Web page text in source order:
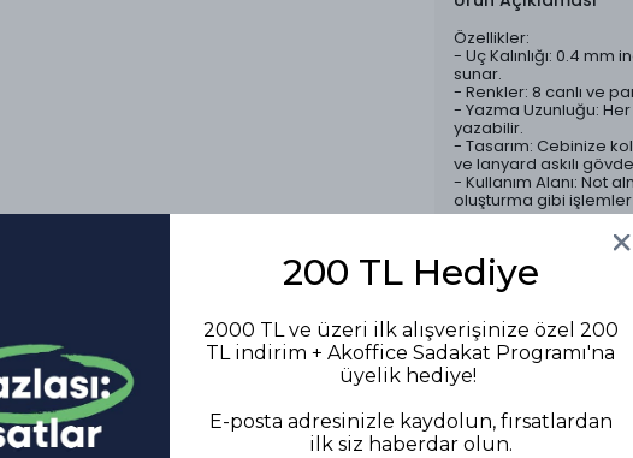
Özellikler:
- Uç Kalınlığı: 0.4
sunar.
- Renkler: 8 canlı ve
- Yazma Uzunluğu:
yazabilir.
- Tasarım: Cebinize
ve lanyard askılı
- Kullanım Alanı: Not
oluşturma gibi
200 TL Hediye
2000 TL ve üzeri ilk alışverişinize özel 200
TL indirim + Akoffice Sadakat Programı'na
üyelik hediye!
E-posta adresinizle kaydolun, fırsatlardan
ilk siz haberdar olun.